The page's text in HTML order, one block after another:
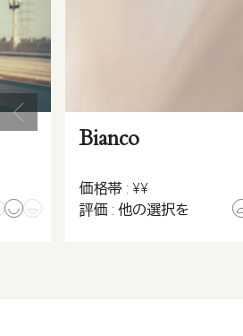
Bianco
価格帯 : ¥¥
評価 : 他の選択を